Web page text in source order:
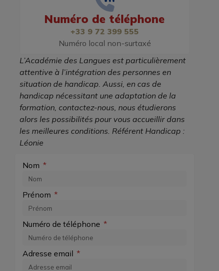
Numéro de téléphone
+33 9 72 399 555
Numéro local non-surtaxé
L’Académie des Langues est particulièrement
attentive à l’intégration des personnes en
situation de handicap. Aussi, en cas de
handicap nécessitant une adaptation de la
formation, contactez-nous, nous étudierons
alors les possibilités pour vous accueillir dans
les meilleures conditions. Référent Handicap :
Léonie
Nom
Prénom
Numéro de téléphone
Adresse email